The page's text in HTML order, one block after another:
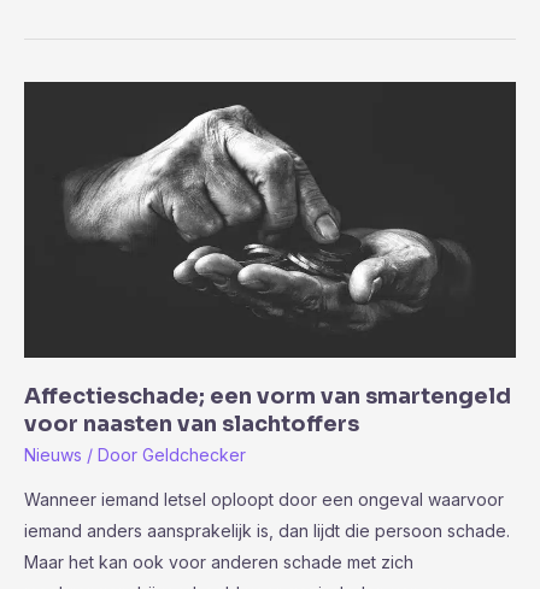
een
autoverzekering
Affectieschade; een vorm van smartengeld
voor naasten van slachtoffers
Nieuws / Door Geldchecker
Wanneer iemand letsel oploopt door een ongeval waarvoor
iemand anders aansprakelijk is, dan lijdt die persoon schade.
Maar het kan ook voor anderen schade met zich